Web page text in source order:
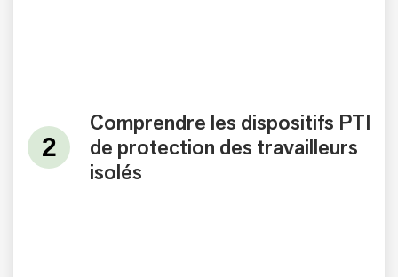
Comprendre les dispositifs PTI
de protection des travailleurs
isolés